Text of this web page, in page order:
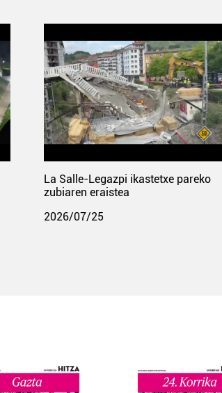
La Salle-Legazpi ikastetxe pareko
zubiaren eraistea
2026/07/25